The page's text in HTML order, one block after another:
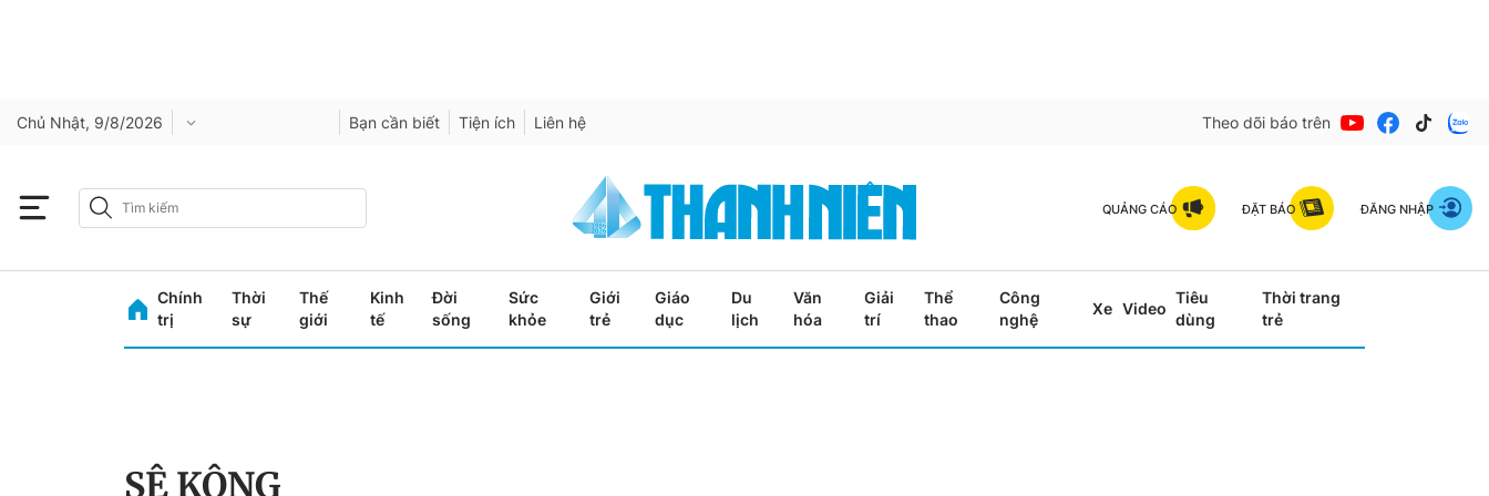
Chủ Nhật, 9/8/2026 Bạn cần biết Tiện ích Liên hệ Theo dõi báo trên
QUẢNG CÁO ĐẶT BÁO ĐĂNG NHẬP
Chính
trị
Thời
sự
Thế
giới
Kinh
tế
Đời
sống
Sức
khỏe
Giới
trẻ
Giáo
dục
Du
lịch
Văn
hóa
Giải
trí
Thể
thao
Công
nghệ
Xe Video
Tiêu
dùng
Thời trang
trẻ
SÊ KÔNG